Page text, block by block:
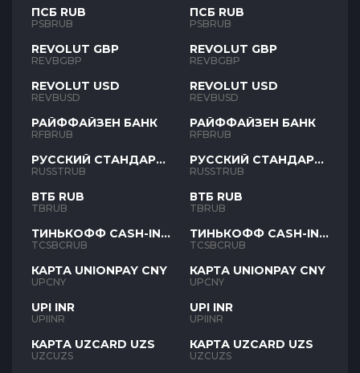
ПСБ RUB
PSBRUB
REVOLUT GBP
REVBGBP
REVOLUT USD
REVBUSD
РАЙФФАЙЗЕН БАНК
RFBRUB
РУССКИЙ СТАНДАРТ
RUB
RUSSTRUB
ВТБ RUB
TBRUB
ТИНЬКОФФ CASH-IN
RUB
TCSBCRUB
КАРТА UNIONPAY CNY
UPCNY
UPI INR
UPIINR
КАРТА UZCARD UZS
UZCUZS
ПСБ RUB
PSBRUB
REVOLUT GBP
REVBGBP
REVOLUT USD
REVBUSD
РАЙФФАЙЗЕН БАНК
RFBRUB
РУССКИЙ СТАНДАРТ
RUB
RUSSTRUB
ВТБ RUB
TBRUB
ТИНЬКОФФ CASH-IN
RUB
TCSBCRUB
КАРТА UNIONPAY CNY
UPCNY
UPI INR
UPIINR
КАРТА UZCARD UZS
UZCUZS